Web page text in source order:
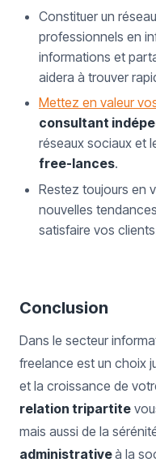
Constituer un réseau
professionnels en
informations et
aidera à trouver
Mettez en valeur
consultant
réseaux sociaux et
free-lances.
Restez toujours en
nouvelles
satisfaire vos
Conclusion
Dans le secteur
freelance est un choix
et la croissance de
relation tripartite
mais aussi de la
administrativeà la